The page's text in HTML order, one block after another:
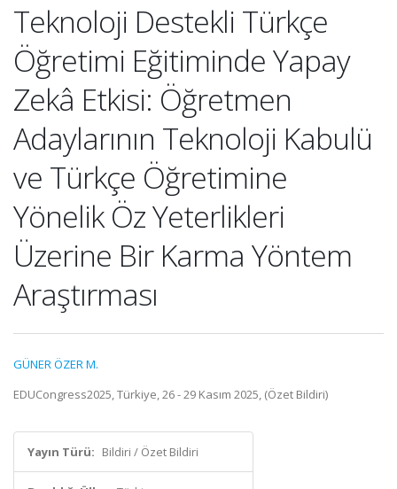
Teknoloji Destekli Türkçe
Öğretimi Eğitiminde Yapay
Zekâ Etkisi: Öğretmen
Adaylarının Teknoloji Kabulü
ve Türkçe Öğretimine
Yönelik Öz Yeterlikleri
Üzerine Bir Karma Yöntem
Araştırması
GÜNER ÖZER M.
EDUCongress2025, Türkiye, 26 - 29 Kasım 2025, (Özet Bildiri)
Yayın Türü: Bildiri / Özet Bildiri